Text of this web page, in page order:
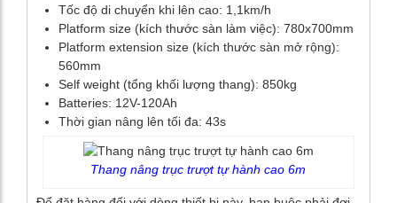
Tốc độ di chuyển khi lên cao: 1,1km/h
Platform size (kích thước sàn làm việc): 780x700mm
Platform extension size (kích thước sàn mở rộng):
560mm
Self weight (tổng khối lượng thang): 850kg
Batteries: 12V-120Ah
Thời gian nâng lên tối đa: 43s
Thang nâng trục trượt tự hành cao 6m